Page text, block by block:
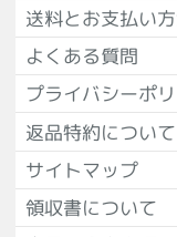
送料とお支払い
よくある質問
プライバシーポ
返品特約について
サイトマップ
領収書について